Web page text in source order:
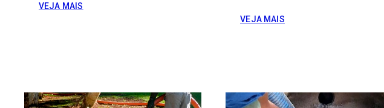
VEJA MAIS
VEJA MAIS